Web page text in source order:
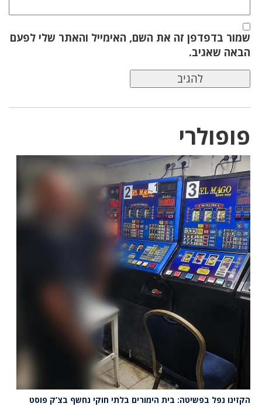
שמור בדפדפן זה את השם, האימייל והאתר שלי לפעם
הבאה שאגיב.
פופולרי
הקזינו נפל בפשיטה: בית הימורים בלתי חוקי נחשף בצ’ק פוסט